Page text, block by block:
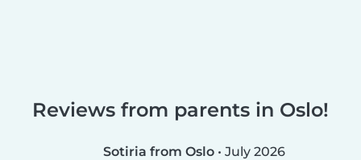
Reviews from parents in Oslo!
Sotiria from Oslo • July 2026